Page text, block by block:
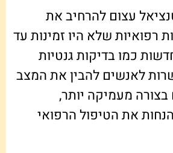
עצום להרחיב את
רפואיות שלא היו זמינות עד
כמו בדיקות גנטיות
לאנשים להבין את המצב
מעמיקה יותר,
את הטיפול הרפואי